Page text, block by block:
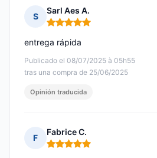
S
Sarl Aes A.
Nota: 5 de 5
Publicado el 08/07/2025 à 05h55
tras una compra de 25/06/2025
entrega rápida
Opinión traducida
F
Fabrice C.
Nota: 5 de 5